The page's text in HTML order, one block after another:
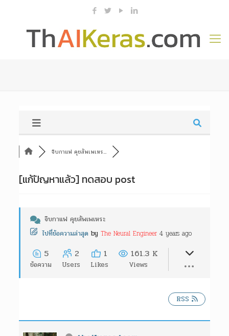
จิบกาแฟ คุยสัพเพเหร...
[แก้ปัญหาแล้ว]ทดสอบ post
จิบกาแฟ คุยสัพเพเหระ
ไปที่ข้อความล่าสุด by The Neural Engineer4 years ago
5
ข้อความ
2
Users
1
Likes
161.3 K
Views
RSS